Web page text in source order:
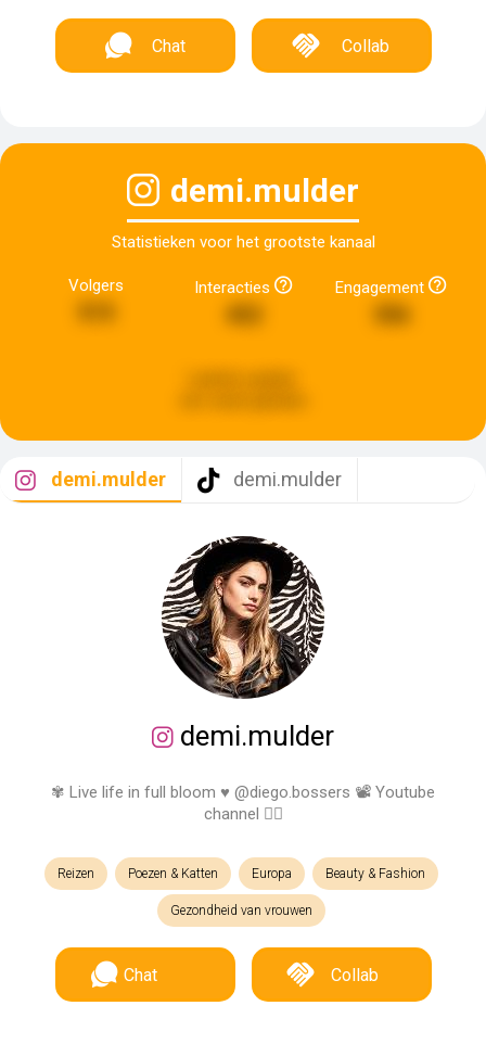
Chat Collab
demi.mulder
Statistieken voor het grootste kanaal
Volgers Interacties Engagement
356
demi.mulder demi.mulder
demi.mulder
✾ Live life in full bloom ♥ @diego.bossers 📽 Youtube
channel 👇🏼
Reizen Poezen & Katten Europa Beauty & Fashion
Gezondheid van vrouwen
Chat Collab